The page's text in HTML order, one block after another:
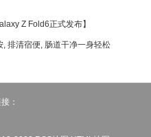
Z Fold6正式发布】
, 排清宿便, 肠道干净一身轻松
：